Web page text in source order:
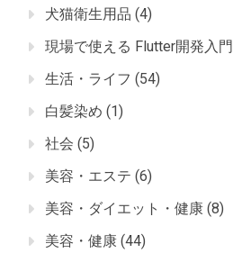
犬猫衛生用品 (4)
現場で使える Flutter開発入門
生活・ライフ (54)
白髪染め (1)
社会 (5)
美容・エステ (6)
美容・ダイエット・健康 (8)
美容・健康 (44)